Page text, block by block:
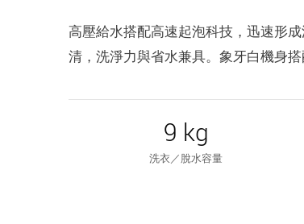
高壓給水搭配高速起泡科技，迅速形
清，洗淨力與省水兼具。象牙白機身
9 kg
洗衣／脫水容量